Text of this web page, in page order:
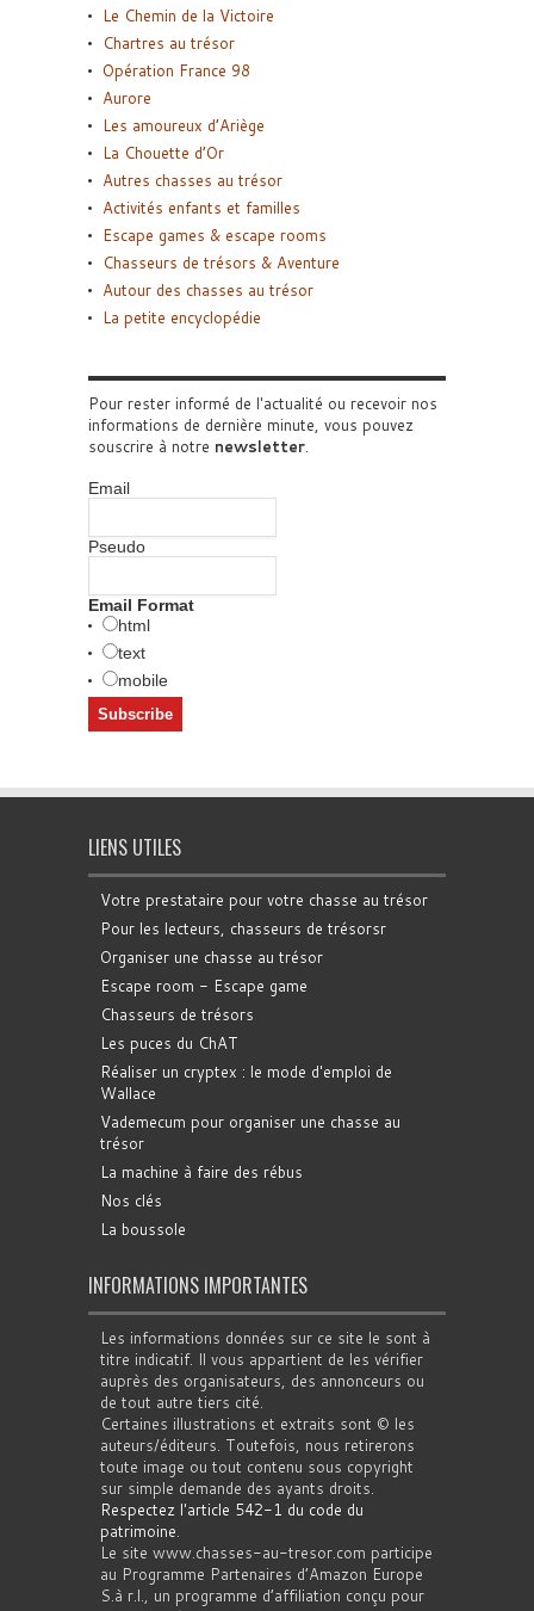
Le Chemin de la Victoire
Chartres au trésor
Opération France 98
Aurore
Les amoureux d’Ariège
La Chouette d’Or
Autres chasses au trésor
Activités enfants et familles
Escape games & escape rooms
Chasseurs de trésors & Aventure
Autour des chasses au trésor
La petite encyclopédie
Pour rester informé de l'actualité ou recevoir nos
informations de dernière minute, vous pouvez
souscrire à notre newsletter
Email
Pseudo
Email Format
html
text
mobile
LIENS UTILES
Votre prestataire pour votre chasse au trésor
Pour les lecteurs, chasseurs de trésorsr
Organiser une chasse au trésor
Escape room - Escape game
Chasseurs de trésors
Les puces du ChAT
Réaliser un cryptex : le mode d'emploi de
Wallace
Vademecum pour organiser une chasse au
trésor
La machine à faire des rébus
Nos clés
La boussole
INFORMATIONS IMPORTANTES
Les informations données sur ce site le sont à
titre indicatif. Il vous appartient de les vérifier
auprès des organisateurs, des annonceurs ou
de tout autre tiers cité.
Certaines illustrations et extraits sont © les
auteurs/éditeurs. Toutefois, nous retirerons
toute image ou tout contenu sous copyright
sur simple demande des ayants droits.
Respectez l'article 542-1 du code du
patrimoine
Le site www.chasses-au-tresor.com participe
au Programme Partenaires d’Amazon Europe
S.à r.l., un programme d’affiliation conçu pour